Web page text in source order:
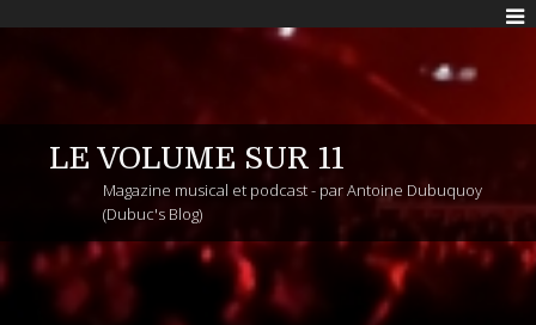
LE VOLUME SUR 11
Magazine musical et podcast - par Antoine Dubuquoy
(Dubuc's Blog)